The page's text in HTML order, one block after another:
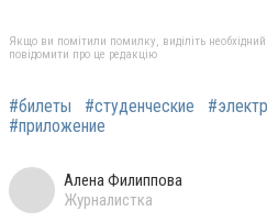
Якщо ви помітили помилку, виділіть
повідомити про це редакцію
#билеты #студенческие
#приложение
Алена Филиппова
Журналистка